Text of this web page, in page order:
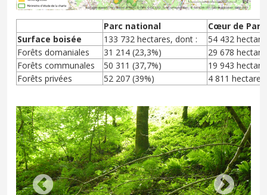
Parc national
Cœur de
Surface boisée
133 732 hectares, dont :
54 432
Forêts domaniales
31 214 (23,3%)
29 678
Forêts communales
50 311 (37,7%)
19 943
Forêts privées
52 207 (39%) 4 811